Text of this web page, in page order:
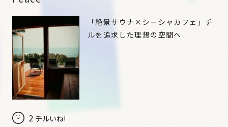
2 チルいね!
「絶景サウナ×シーシャカフェ」チ
ルを追求した理想の空間へ